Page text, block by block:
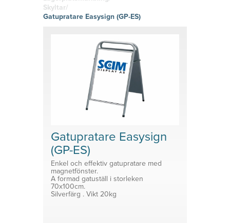
vinyl
Självhäftand
e eller
hitta den
känslan i
Skyltklämmor
Konsoler
System för avdelare
Medicinsk Skyddsutrustning
Tillbehör ESL enheter
Skyltar/
Gatupratare Easysign (GP-ES)
Gatupratare Easysign
(GP-ES)
Enkel och effektiv gatupratare med
magnetfönster.
A formad gatuställ i storleken
70x100cm.
Silverfärg . Vikt 20kg